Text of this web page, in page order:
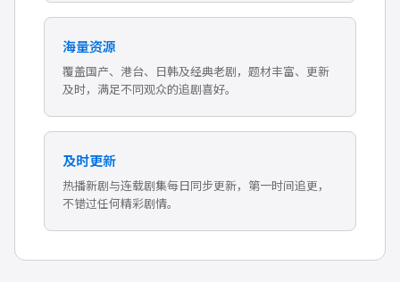
海量资源
覆盖国产、港台、日韩及经典老剧，题材丰富、更新
及时，满足不同观众的追剧喜好。
及时更新
热播新剧与连载剧集每日同步更新，第一时间追更，
不错过任何精彩剧情。